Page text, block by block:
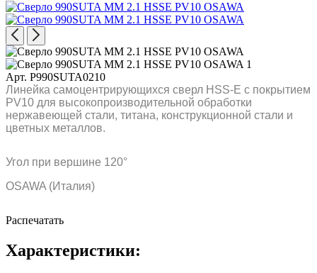
Арт. P990SUTA0210
Линейка самоцентрирующихся сверл HSS-E с покрытием
PV10 для высокопроизводительной обработки
нержавеющей стали, титана, конструкционной стали и
цветных металлов.
Угол при вершине 120°
OSAWA (Италия)
Распечатать
Характеристики: